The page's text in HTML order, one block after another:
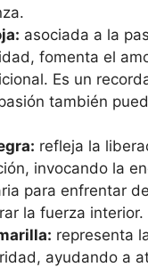
asociada a la
fomenta el
Es un
también
refleja la
invocando la
para enfrentar
la fuerza interior.
representa
ayudando a